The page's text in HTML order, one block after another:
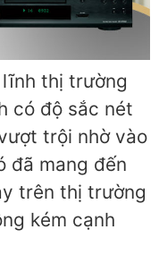
thị trường
có độ sắc nét
trội nhờ vào
đã mang đến
trên thị trường
kém cạnh